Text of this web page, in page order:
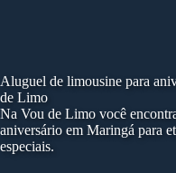
Aluguel de limousine para
de Limo
Na Vou de Limo você
aniversário em Maringá para
especiais.